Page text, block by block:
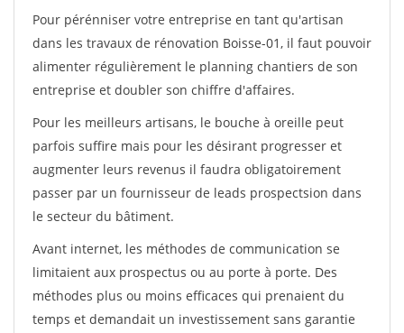
Pour pérénniser votre entreprise en tant qu'artisan
dans les travaux de rénovation Boisse-01, il faut pouvoir
alimenter régulièrement le planning chantiers de son
entreprise et doubler son chiffre d'affaires.
Pour les meilleurs artisans, le bouche à oreille peut
parfois suffire mais pour les désirant progresser et
augmenter leurs revenus il faudra obligatoirement
passer par un fournisseur de leads prospectsion dans
le secteur du bâtiment.
Avant internet, les méthodes de communication se
limitaient aux prospectus ou au porte à porte. Des
méthodes plus ou moins efficaces qui prenaient du
temps et demandait un investissement sans garantie